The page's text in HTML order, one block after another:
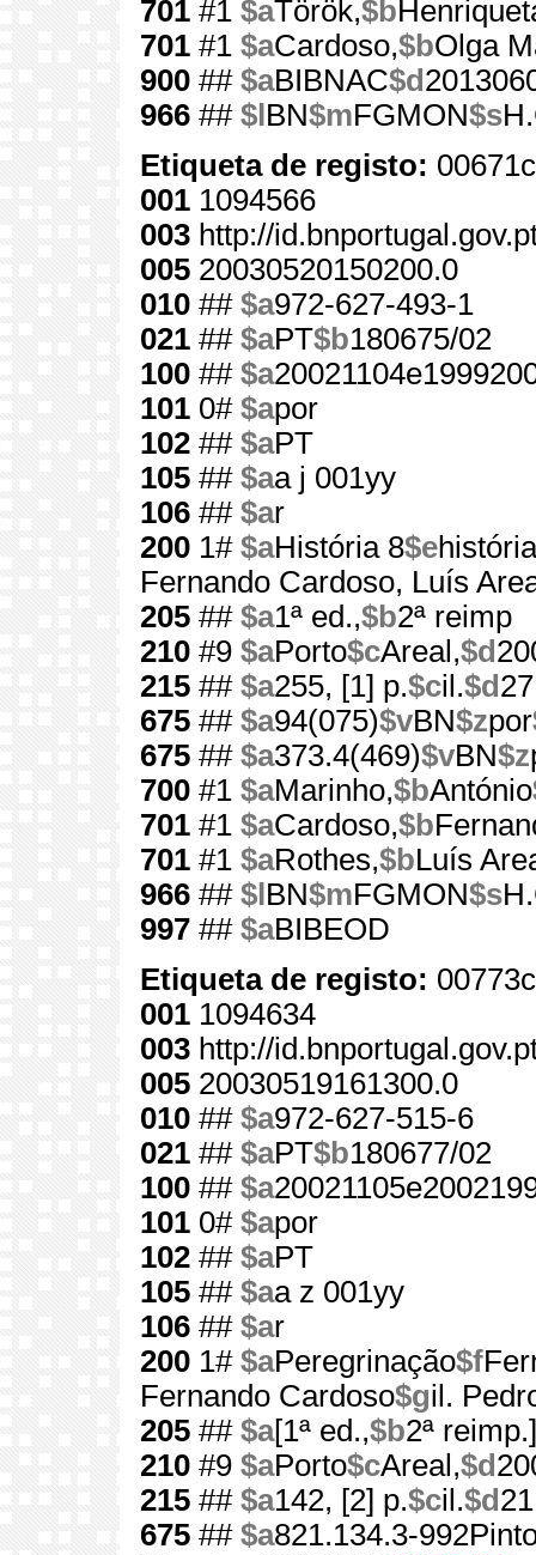
701 #1 $aTörök,$b
701 #1 $aCardoso,$bOlga
900 ## $aBIBNAC$d
966 ## $l BN$mFGMON$s
Etiqueta de registo:
001 1094566
003 http://
005 20030520150200.0
010 ## $a972-627-493-1
021 ## $aPT$b180675/02
100 ## $a
101 0# $apor
102 ## $aPT
105 ## $aa j 001yy
106 ## $ar
200 1# $aHistória 8$e
Fernando Cardoso, Luís
205 ## $a1ª ed.,$b2ª reimp
210 #9 $aPorto$cAreal,$d
215 ## $a255, [1] p.$cil.$d
675 ## $a94(075)$vBN$zpor
675 ## $a373.4(469)$vBN$z
700 #1 $aMarinho,$bAntónio
701 #1 $aCardoso,$b
701 #1 $aRothes,$bLuís
966 ## $l BN$mFGMON$s
997 ## $aBIBEOD
Etiqueta de registo:
001 1094634
003 http://
005 20030519161300.0
010 ## $a972-627-515-6
021 ## $aPT$b180677/02
100 ## $a
101 0# $apor
102 ## $aPT
105 ## $aa z 001yy
106 ## $ar
200 1# $aPeregrinação$f
Fernando Cardoso$gil.
205 ## $a[1ª ed.,$b2ª reimp.]
210 #9 $aPorto$cAreal,$d
215 ## $a142, [2] p.$cil.$d
675 ## $a821.134.3-